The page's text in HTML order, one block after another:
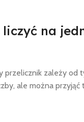
na
przelicznik zależy od
ale można przyjąć